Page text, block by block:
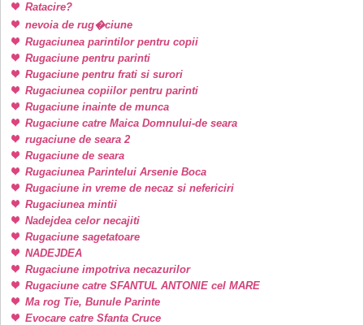
Ratacire?
nevoia de rug�ciune
Rugaciunea parintilor pentru copii
Rugaciune pentru parinti
Rugaciune pentru frati si surori
Rugaciunea copiilor pentru parinti
Rugaciune inainte de munca
Rugaciune catre Maica Domnului-de seara
rugaciune de seara 2
Rugaciune de seara
Rugaciunea Parintelui Arsenie Boca
Rugaciune in vreme de necaz si nefericiri
Rugaciunea mintii
Nadejdea celor necajiti
Rugaciune sagetatoare
NADEJDEA
Rugaciune impotriva necazurilor
Rugaciune catre SFANTUL ANTONIE cel MARE
Ma rog Tie, Bunule Parinte
Evocare catre Sfanta Cruce